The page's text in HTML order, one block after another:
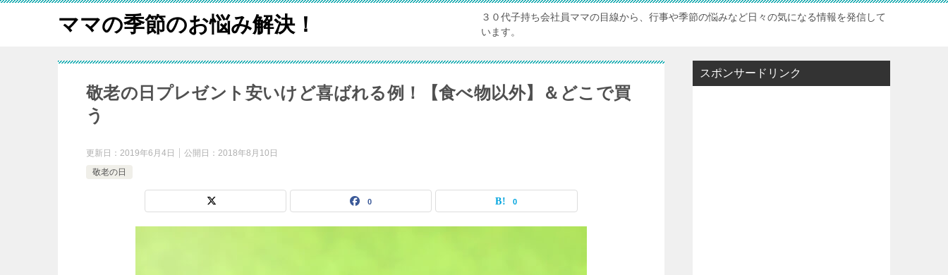
ママの季節のお悩み解決！
３０代子持ち会社員ママの目線から、行事や季節の悩みなど日々の気になる情報を発信して
います。
敬老の日プレゼント安いけど喜ばれる例！【食べ物以外】＆どこで買
う
更新日： 2019年6月4日 公開日： 2018年8月10日
敬老の日
0 0
スポンサードリンク